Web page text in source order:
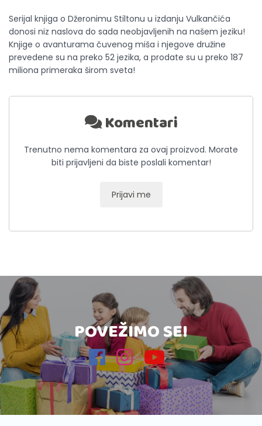
Serijal knjiga o Džeronimu Stiltonu u izdanju Vulkančića
donosi niz naslova do sada neobjavljenih na našem jeziku!
Knjige o avanturama čuvenog miša i njegove družine
prevedene su na preko 52 jezika, a prodate su u preko 187
miliona primeraka širom sveta!
Komentari
Trenutno nema komentara za ovaj proizvod. Morate
biti prijavljeni da biste poslali komentar!
Prijavi me
POVEŽIMO SE!